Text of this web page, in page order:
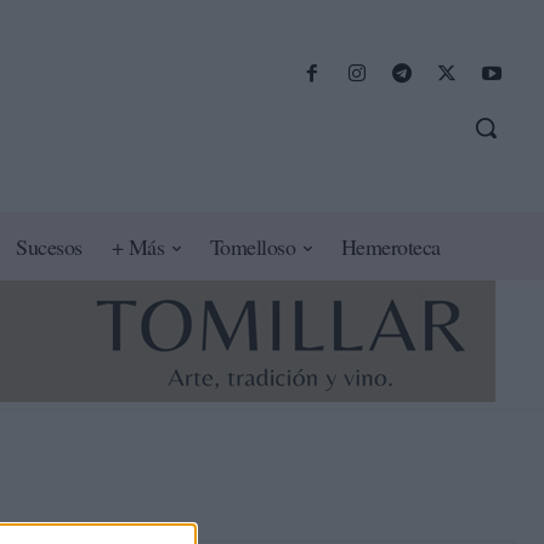
Sucesos + Más Tomelloso Hemeroteca